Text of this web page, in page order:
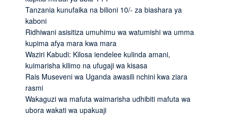
Tanzania kunufaika na bilioni 10/- za biashara ya
kaboni
Ridhiwani asisitiza umuhimu wa watumishi wa umma
kupima afya mara kwa mara
Waziri Kabudi: Kilosa iendelee kulinda amani,
kuimarisha kilimo na ufugaji wa kisasa
Rais Museveni wa Uganda awasili nchini kwa ziara
rasmi
Wakaguzi wa mafuta waimarisha udhibiti mafuta wa
ubora wakati wa upakuaji